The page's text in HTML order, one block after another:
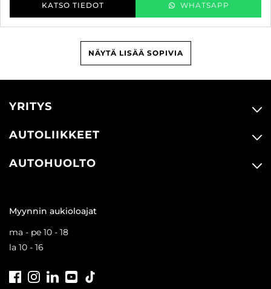
KATSO TIEDOT WHATSAPP
NÄYTÄ LISÄÄ SOPIVIA
YRITYS
AUTOLIIKKEET
AUTOHUOLTO
Myynnin aukioloajat
ma - pe 10 - 18
la 10 - 16
FacebookInstagramLinkedInYoutube